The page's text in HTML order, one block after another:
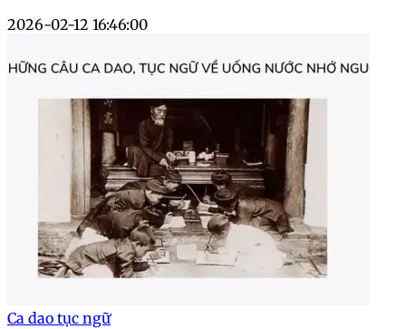
2026-02-12 16:46:00
Ca dao tục ngữ